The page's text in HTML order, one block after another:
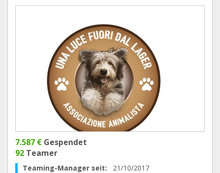
7.587 € Gespendet
92 Teamer
Teaming-Manager seit: 21/10/2017